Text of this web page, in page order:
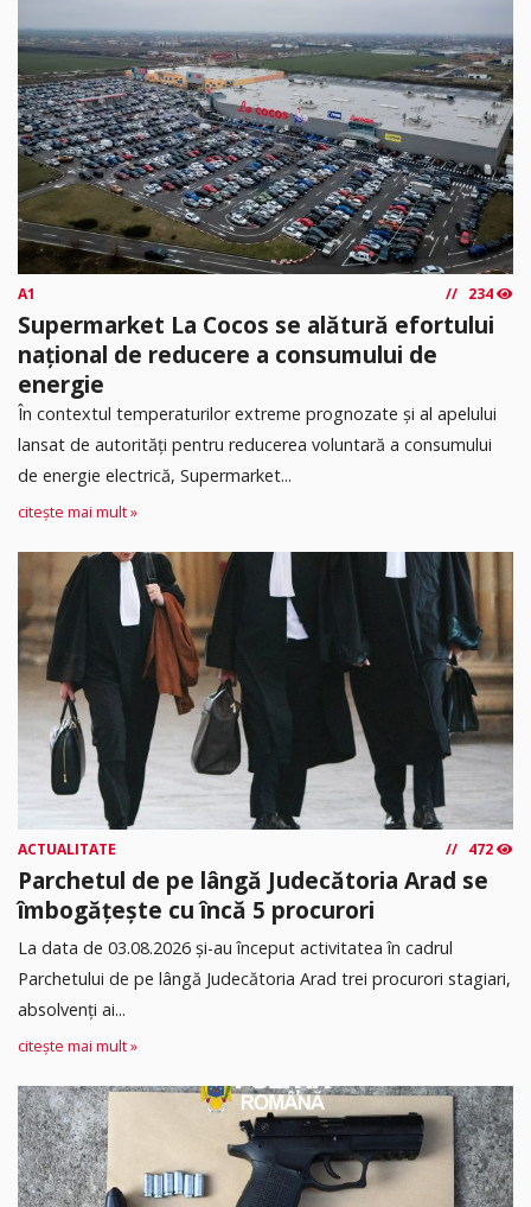
A1 234
Supermarket La Cocos se alătură efortului
național de reducere a consumului de
energie
În contextul temperaturilor extreme prognozate și al apelului
lansat de autorități pentru reducerea voluntară a consumului
de energie electrică, Supermarket...
citește mai mult »
ACTUALITATE 472
Parchetul de pe lângă Judecătoria Arad se
îmbogățește cu încă 5 procurori
La data de 03.08.2026 şi-au început activitatea în cadrul
Parchetului de pe lângă Judecătoria Arad trei procurori stagiari,
absolvenţi ai...
citește mai mult »